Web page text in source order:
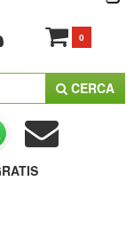
0
CERCA